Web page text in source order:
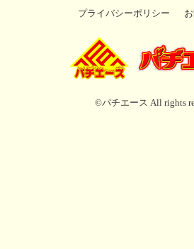
プライバシーポリシー
©パチエース All rights